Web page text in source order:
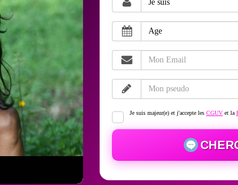
Je suis majeur(e) et j'accepte les CGUV et la